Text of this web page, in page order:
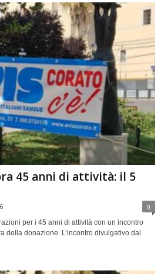
45 anni di attività: il 5
0
per i 45 anni di attività con un incontro
della donazione. L’incontro divulgativo dal